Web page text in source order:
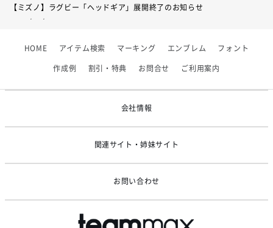
【ミズノ】ラグビー「ヘッドギア」展開終了のお知らせ
2026/07/01
2026/06/09
【アシックス】一部商品「生地の在庫限り」廃盤のお知らせ
HOME アイテム検索 マーキング エンブレム フォント
作成例 割引・特典 お問合せ ご利用案内
会社情報
関連サイト・姉妹サイト
お問い合わせ